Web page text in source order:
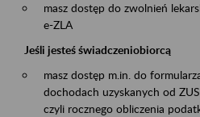
masz dostęp do zwolnień
e-ZLA
Jeśli jesteś świadczeniobiorcą
masz dostęp m.in. do
dochodach uzyskanych od
czyli rocznego obliczenia